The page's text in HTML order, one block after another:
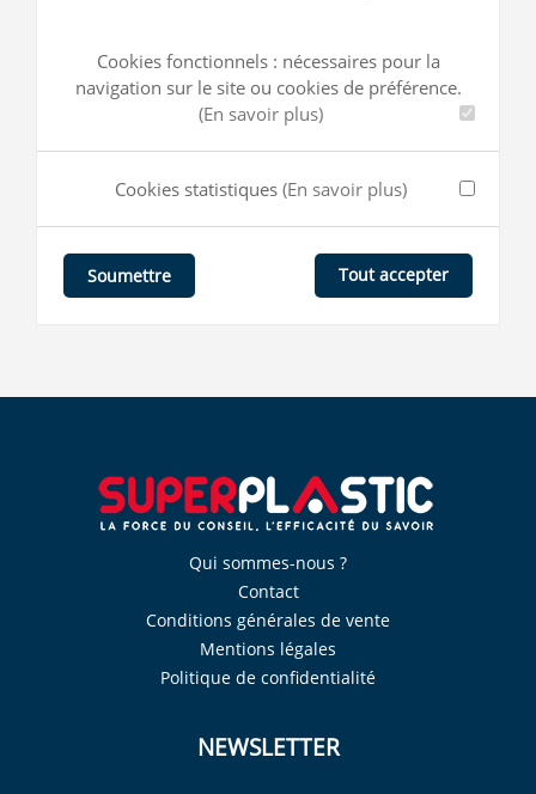
Cookies fonctionnels : nécessaires pour la
navigation sur le site ou cookies de préférence.
(En savoir plus)
Cookies statistiques (En savoir plus)
Soumettre Tout accepter
Qui sommes-nous ?
Contact
Conditions générales de vente
Mentions légales
Politique de confidentialité
NEWSLETTER